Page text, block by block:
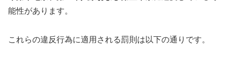
能性があります。
これらの違反行為に適用される罰則は以下の通りです。